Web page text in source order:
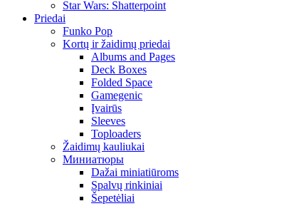
Star Wars: Shatterpoint
Priedai
Funko Pop
Kortų ir žaidimų priedai
Albums and Pages
Deck Boxes
Folded Space
Gamegenic
Įvairūs
Sleeves
Toploaders
Žaidimų kauliukai
Миниатюры
Dažai miniatiūroms
Spalvų rinkiniai
Šepetėliai